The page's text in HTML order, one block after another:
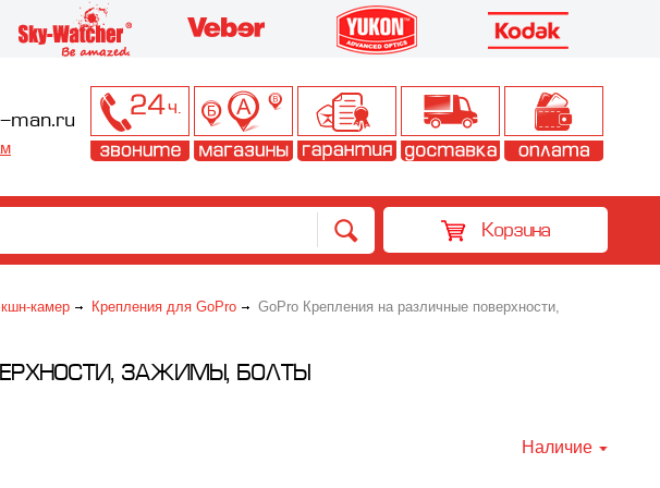
man.ru
Корзина
камер Крепления для GoPro GoPro Крепления на различные поверхности,
ЗАЖИМЫ, БОЛТЫ
Наличие